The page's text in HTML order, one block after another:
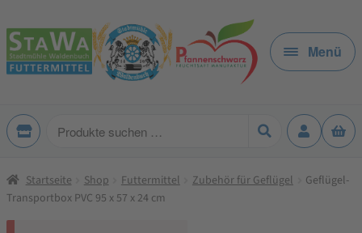
Zur
Navigation
springen
Zum
Inhalt
springen
Menü
Produkte
Startseite Shop Futtermittel Zubehör für Geflügel
Geflügel-
Transportbox PVC 95 x 57 x 24 cm